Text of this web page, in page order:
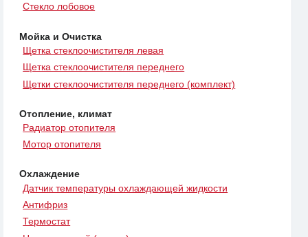
Стекло лобовое
Мойка и Очистка
Щетка стеклоочистителя левая
Щетка стеклоочистителя переднего
Щетки стеклоочистителя переднего (комплект)
Отопление, климат
Радиатор отопителя
Мотор отопителя
Охлаждение
Датчик температуры охлаждающей жидкости
Антифриз
Термостат